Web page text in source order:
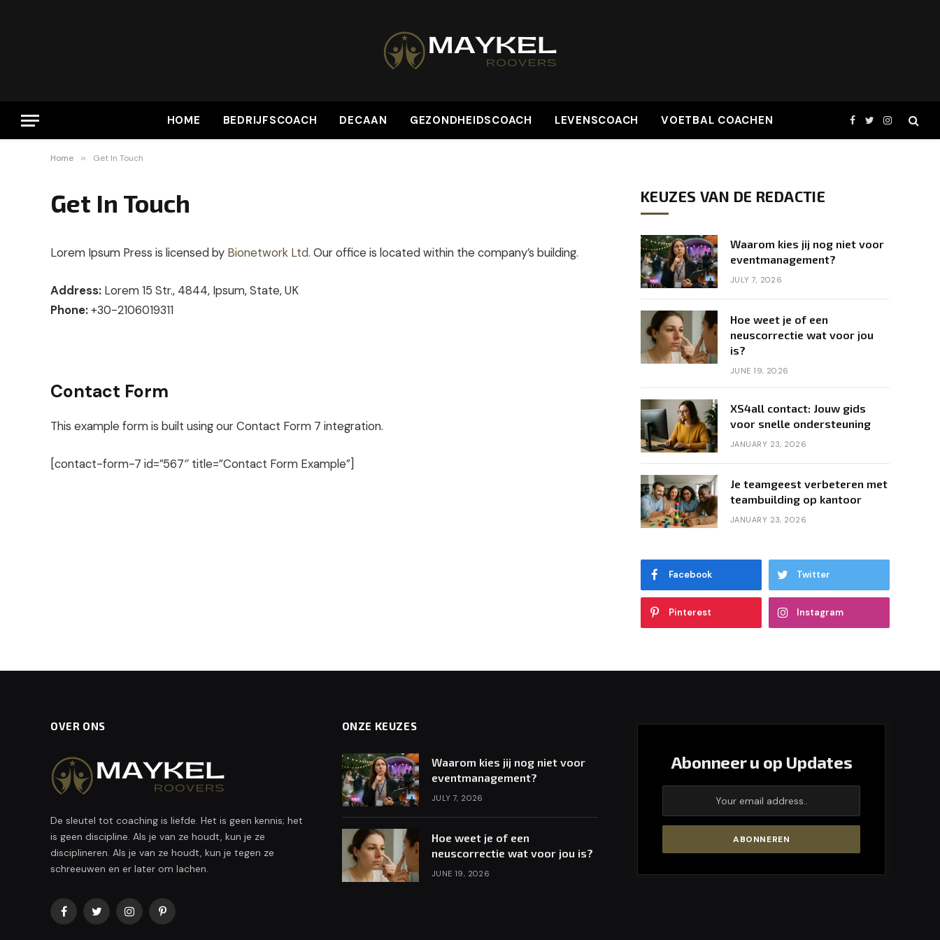
HOME BEDRIJFSCOACH DECAAN GEZONDHEIDSCOACH LEVENSCOACH VOETBAL COACHEN Facebook
TwitterInstagram
Home » Get In Touch
Get In Touch
Lorem Ipsum Press is licensed by Bionetwork Ltd. Our office is located within the company’s building.
Address: Lorem 15 Str., 4844, Ipsum, State, UK
Phone:+30-2106019311
Contact Form
This example form is built using our Contact Form 7 integration.
[contact-form-7 id=”567″ title=”Contact Form Example”]
KEUZES VAN DE REDACTIE
Waarom kies jij nog niet voor
eventmanagement?
JULY 7, 2026
Hoe weet je of een
neuscorrectie wat voor jou
is?
JUNE 19, 2026
XS4all contact: Jouw gids
voor snelle ondersteuning
JANUARY 23, 2026
Je teamgeest verbeteren met
teambuilding op kantoor
JANUARY 23, 2026
Facebook Twitter
Pinterest Instagram
OVER ONS
De sleutel tot coaching is liefde. Het is geen kennis; het
is geen discipline. Als je van ze houdt, kun je ze
disciplineren. Als je van ze houdt, kun je tegen ze
schreeuwen en er later om lachen.
FacebookTwitterInstagramPinterest
ONZE KEUZES
Waarom kies jij nog niet voor
eventmanagement?
JULY 7, 2026
Hoe weet je of een
neuscorrectie wat voor jou is?
JUNE 19, 2026
Abonneer u op Updates